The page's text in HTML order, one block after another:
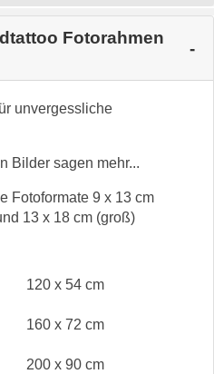
Fotorahmen
unvergessliche
Bilder sagen mehr...
Fotoformate 9 x 13 cm
13 x 18 cm (groß)
120 x 54 cm
160 x 72 cm
200 x 90 cm